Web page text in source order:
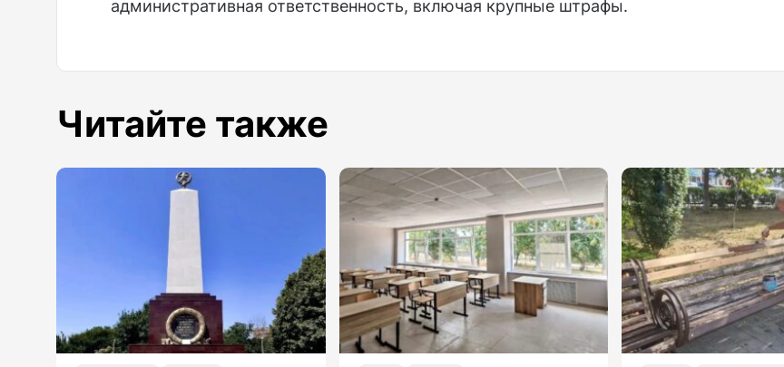
административная ответственность, включая крупные штрафы.
Читайте также